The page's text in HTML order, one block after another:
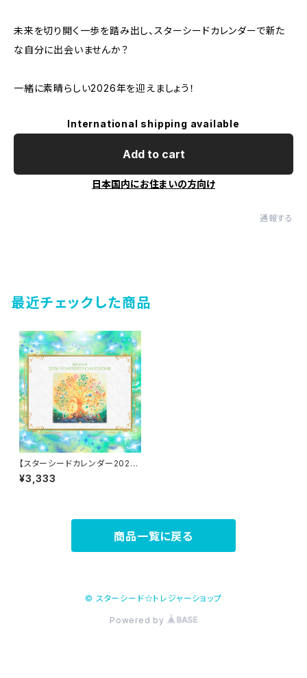
未来を切り開く一歩を踏み出し、スターシードカレンダーで新た
な自分に出会いませんか？
一緒に素晴らしい2026年を迎えましょう！
International shipping available
Add to cart
日本国内にお住まいの方向け
通報する
最近チェックした商品
【スターシードカレンダー2026】
宇宙リズムと連動/体内リズム整
う/シンクロ起こる！占星術・数秘
¥3,333
商品一覧に戻る
© スターシード☆トレジャーショップ
Powered by